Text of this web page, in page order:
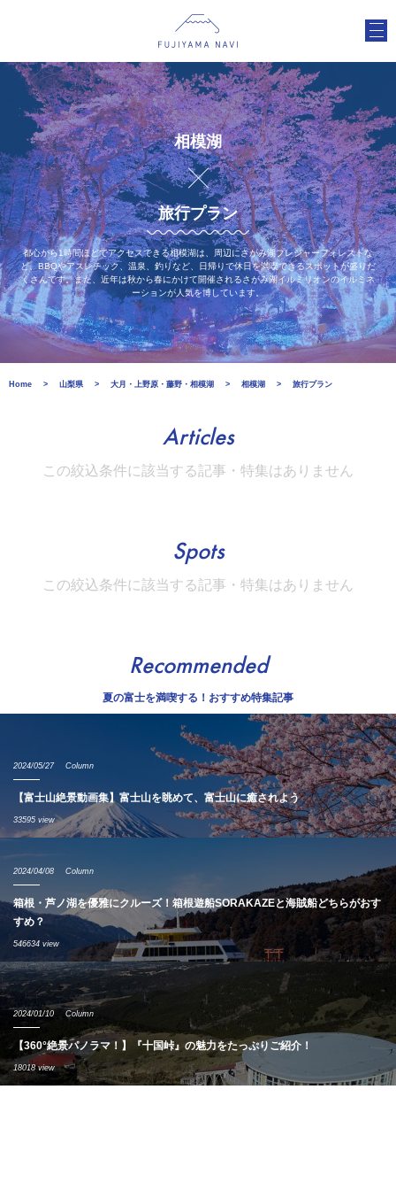
相模湖
旅行プラン
都心から1時間ほどでアクセスできる相模湖は、周辺にさがみ湖プレジャーフォレストな
ど、BBQやアスレチック、温泉、釣りなど、日帰りで休日を満喫できるスポットが盛りだ
くさんです。また、近年は秋から春にかけて開催されるさがみ湖イルミリオンのイルミネ
ーションが人気を博しています。
Home 山梨県 大月・上野原・藤野・相模湖 相模湖 旅行プラン
Articles
この絞込条件に該当する記事・特集はありません
Spots
この絞込条件に該当する記事・特集はありません
Recommended
夏の富士を満喫する！おすすめ特集記事
2024/05/27 Column
【富士山絶景動画集】富士山を眺めて、富士山に癒されよう
33595 view
2024/04/08 Column
箱根・芦ノ湖を優雅にクルーズ！箱根遊船SORAKAZEと海賊船どちらがおす
すめ？
546634 view
2024/01/10 Column
【360°絶景パノラマ！】『十国峠』の魅力をたっぷりご紹介！
18018 view